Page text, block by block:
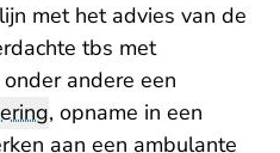
met het advies van de
tbs met
andere een
, opname in een
aan een ambulante